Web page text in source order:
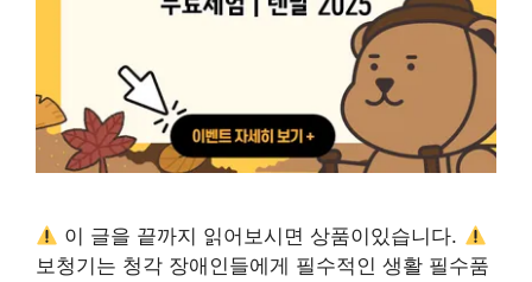
이 글을 끝까지 읽어보시면 상품이있습니다.
보청기는 청각 장애인들에게 필수적인 생활 필수품